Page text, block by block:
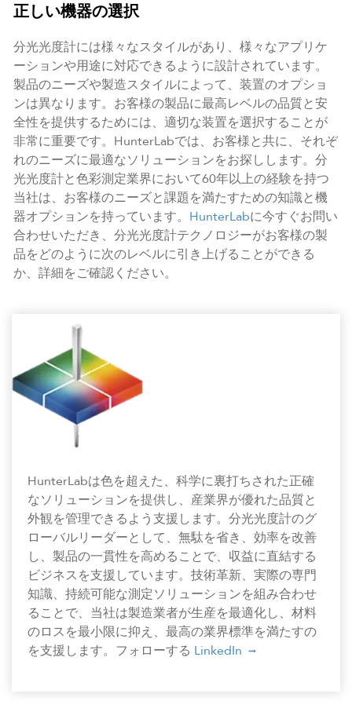
正しい機器の選択
分光光度計には様々なスタイルがあり、様々なアプリケ
ーションや用途に対応できるように設計されています。
製品のニーズや製造スタイルによって、装置のオプショ
ンは異なります。お客様の製品に最高レベルの品質と安
全性を提供するためには、適切な装置を選択することが
非常に重要です。HunterLabでは、お客様と共に、それぞ
れのニーズに最適なソリューションをお探しします。分
光光度計と色彩測定業界において60年以上の経験を持つ
当社は、お客様のニーズと課題を満たすための知識と機
器オプションを持っています。 HunterLabに今すぐお問い
合わせいただき、分光光度計テクノロジーがお客様の製
品をどのように次のレベルに引き上げることができる
か、詳細をご確認ください。
HunterLabは色を超えた、科学に裏打ちされた正確
なソリューションを提供し、産業界が優れた品質と
外観を管理できるよう支援します。分光光度計のグ
ローバルリーダーとして、無駄を省き、効率を改善
し、製品の一貫性を高めることで、収益に直結する
ビジネスを支援しています。技術革新、実際の専門
知識、持続可能な測定ソリューションを組み合わせ
ることで、当社は製造業者が生産を最適化し、材料
のロスを最小限に抑え、最高の業界標準を満たすの
を支援します。フォローする LinkedIn